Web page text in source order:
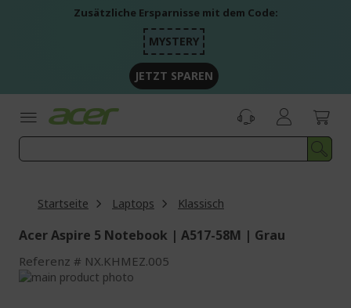
Zusätzliche Ersparnisse mit dem Code:
MYSTERY
JETZT SPAREN
Startseite Laptops Klassisch
Acer Aspire 5 Notebook | A517-58M | Grau
Referenz NX.KHMEZ.005
Zum